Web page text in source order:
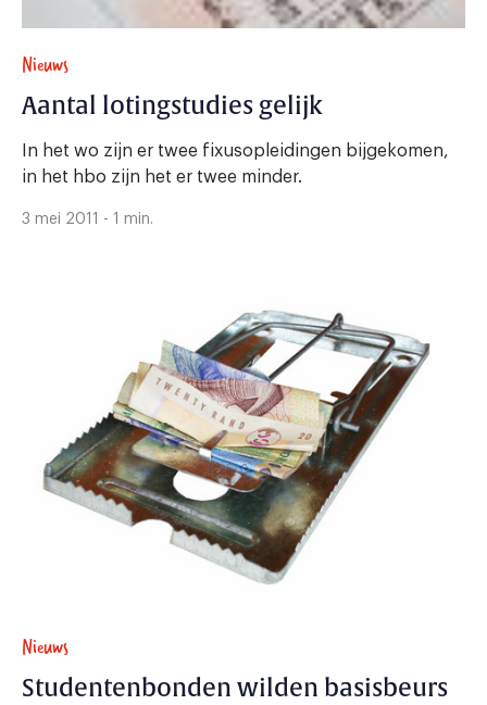
Nieuws
Aantal lotingstudies gelijk
In het wo zijn er twee fixusopleidingen bijgekomen,
in het hbo zijn het er twee minder.
3 mei 2011 - 1 min.
Nieuws
Studentenbonden wilden basisbeurs